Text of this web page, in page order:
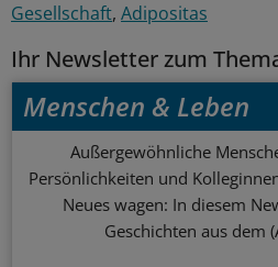
Gesellschaft Adipositas
Ihr Newsletter zum
Menschen & Leben
Außergewöhnliche
Persönlichkeiten und
Neues wagen: In diesem
Geschichten aus dem